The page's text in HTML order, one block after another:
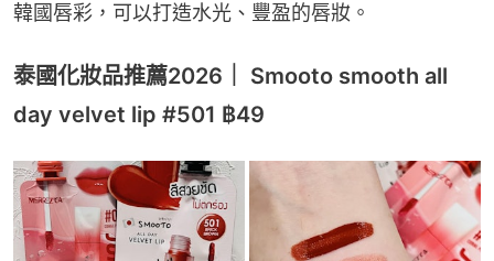
韓國唇彩，可以打造水光、豐盈的唇妝。
泰國化妝品推薦2026｜ Smooto smooth all
day velvet lip #501 ฿49